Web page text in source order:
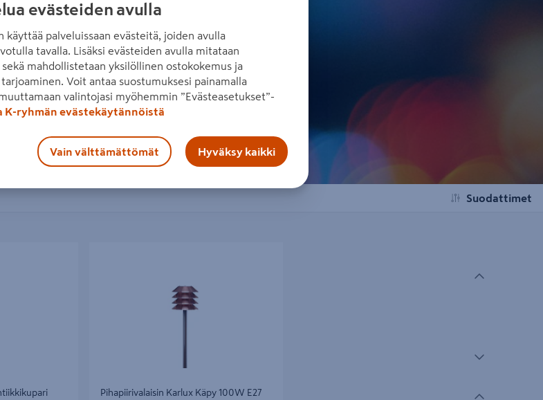
KARLUX
Suodattimet
Pihapiirivalaisin Karlux Käpy 100W E27
evästeiden avulla
käyttää palveluissaan evästeitä, joiden avulla
tavalla. Lisäksi evästeiden avulla mitataan
mahdollistetaan yksilöllinen ostokokemus ja
Voit antaa suostumuksesi painamalla
valintojasi myöhemmin ”Evästeasetukset”-
K-ryhmän evästekäytännöistä
Vain välttämättömät Hyväksy kaikki